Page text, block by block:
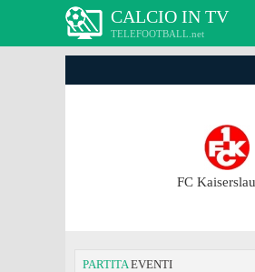
CALCIO IN TV
TELEFOOTBALL.net
FC
PARTITAEVENTI